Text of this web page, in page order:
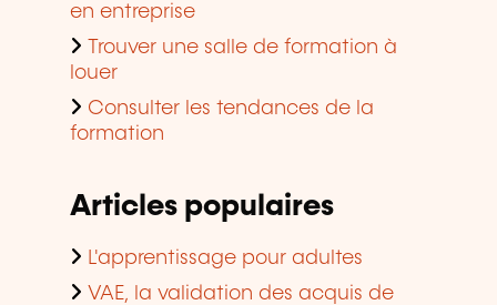
en entreprise
Trouver une salle de formation à
louer
Consulter les tendances de la
formation
Articles populaires
L'apprentissage pour adultes
VAE, la validation des acquis de